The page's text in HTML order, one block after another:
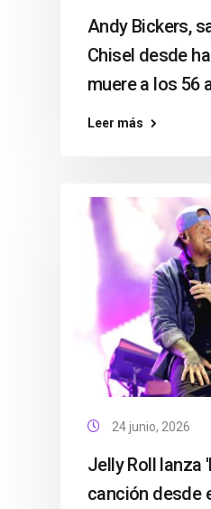
Andy Bickers,
Chisel desde
muere a los 56
Leer más
24 junio, 2026
Jelly Roll lanza
canción desde